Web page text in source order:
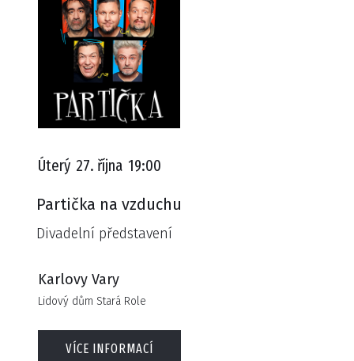
Úterý 27. října 19:00
Partička na vzduchu
Divadelní představení
Karlovy Vary
Lidový dům Stará Role
VÍCE INFORMACÍ